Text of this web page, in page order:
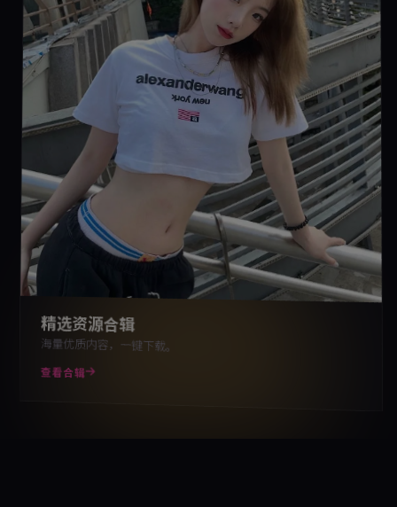
精选资源合辑
海量优质内容，一键下载。
查看合辑